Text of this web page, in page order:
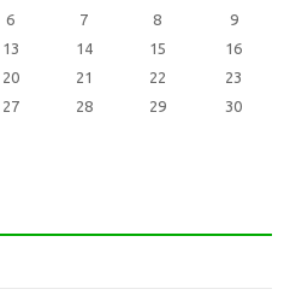
6 7 8
9
13 14 15
16
20 21 22
23
27 28 29
30